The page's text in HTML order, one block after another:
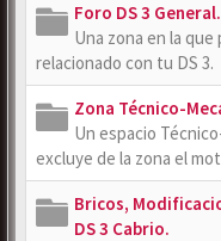
Foro DS 3 General.
Una zona en la
relacionado con tu DS 3.
Zona Técnico-
Un espacio
excluye de la zona el
Bricos,
DS 3 Cabrio.